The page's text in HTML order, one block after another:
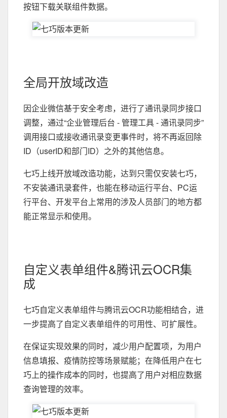
按钮下载关联组件数据。
全局开放域改造
因企业微信基于安全考虑，进行了通讯录同步接口
调整，通过“企业管理后台 - 管理工具 - 通讯录同步”
调用接口或接收通讯录变更事件时，将不再返回除
ID（userID和部门ID）之外的其他信息。
七巧上线开放域改造功能，达到只需仅安装七巧，
不安装通讯录套件，也能在移动运行平台、PC运
行平台、开发平台上常用的涉及人员部门的地方都
能正常显示和使用。
自定义表单组件&腾讯云OCR集
成
七巧自定义表单组件与腾讯云OCR功能相结合，进
一步提高了自定义表单组件的可用性、可扩展性。
在保证实现效果的同时，减少用户配置项，为用户
信息填报、疫情防控等场景赋能；在降低用户在七
巧上的操作成本的同时，也提高了用户对相应数据
查询管理的效率。